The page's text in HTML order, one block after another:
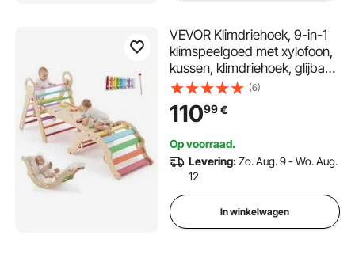
VEVOR Klimdriehoek, 9-in-1
klimspeelgoed met xylofoon,
kussen, klimdriehoek, glijbaan
en klimboog, draagvermogen
tot 68 kg, Montessori
binnenspeelset voor kinderen
(6)
11099€
Op voorraad.
Levering:Zo. Aug. 9 - Wo. Aug.
12
In winkelwagen